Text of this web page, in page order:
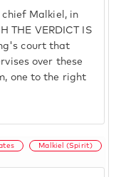
Malkiel, in
THE VERDICT IS
court that
over these
one to the right
Malkiel (Spirit)